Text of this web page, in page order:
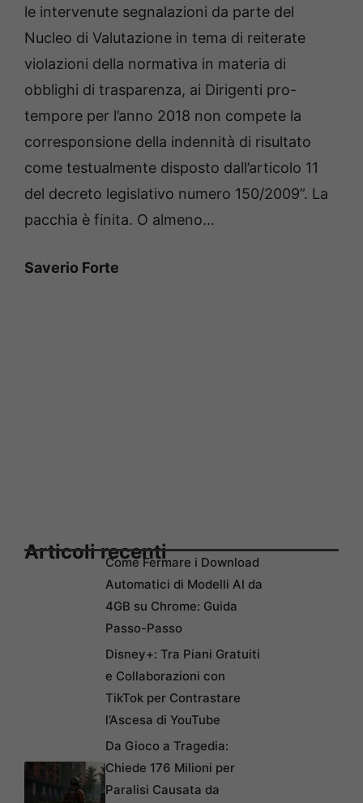
le intervenute segnalazioni da parte del
Nucleo di Valutazione in tema di reiterate
violazioni della normativa in materia di
obblighi di trasparenza, ai Dirigenti pro-
tempore per l’anno 2018 non compete la
corresponsione della indennità di risultato
come testualmente disposto dall’articolo 11
del decreto legislativo numero 150/2009”. La
pacchia è finita. O almeno…
Saverio Forte
Articoli recentiCome Fermare i Download
Automatici di Modelli AI da
4GB su Chrome: Guida
Passo-Passo
Disney+: Tra Piani Gratuiti
e Collaborazioni con
TikTok per Contrastare
l’Ascesa di YouTube
Da Gioco a Tragedia:
Chiede 176 Milioni per
Paralisi Causata da